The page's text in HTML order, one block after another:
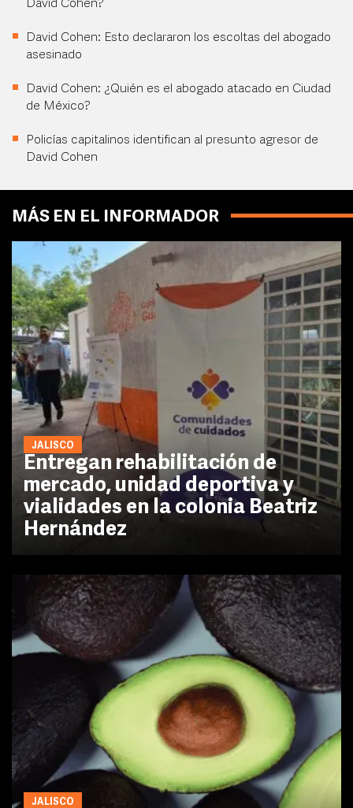
David Cohen?
David Cohen: Esto declararon los escoltas del abogado
asesinado
David Cohen: ¿Quién es el abogado atacado en Ciudad
de México?
Policías capitalinos identifican al presunto agresor de
David Cohen
MÁS EN EL INFORMADOR
JALISCO
Entregan rehabilitación de
mercado, unidad deportiva y
vialidades en la colonia Beatriz
Hernández
JALISCO